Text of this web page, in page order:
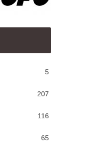
5
207
116
65